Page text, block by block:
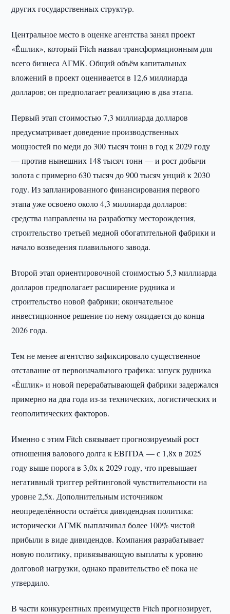
других государственных структур.
Центральное место в оценке агентства занял проект
«Ёшлик», который Fitch назвал трансформационным для
всего бизнеса АГМК. Общий объём капитальных
вложений в проект оценивается в 12,6 миллиарда
долларов; он предполагает реализацию в два этапа.
Первый этап стоимостью 7,3 миллиарда долларов
предусматривает доведение производственных
мощностей по меди до 300 тысяч тонн в год к 2029 году
— против нынешних 148 тысяч тонн — и рост добычи
золота с примерно 630 тысяч до 900 тысяч унций к 2030
году. Из запланированного финансирования первого
этапа уже освоено около 4,3 миллиарда долларов:
средства направлены на разработку месторождения,
строительство третьей медной обогатительной фабрики и
начало возведения плавильного завода.
Второй этап ориентировочной стоимостью 5,3 миллиарда
долларов предполагает расширение рудника и
строительство новой фабрики; окончательное
инвестиционное решение по нему ожидается до конца
2026 года.
Тем не менее агентство зафиксировало существенное
отставание от первоначального графика: запуск рудника
«Ёшлик» и новой перерабатывающей фабрики задержался
примерно на два года из-за технических, логистических и
геополитических факторов.
Именно с этим Fitch связывает прогнозируемый рост
отношения валового долга к EBITDA — с 1,8x в 2025
году выше порога в 3,0x к 2029 году, что превышает
негативный триггер рейтинговой чувствительности на
уровне 2,5x. Дополнительным источником
неопределённости остаётся дивидендная политика:
исторически АГМК выплачивал более 100% чистой
прибыли в виде дивидендов. Компания разрабатывает
новую политику, привязывающую выплаты к уровню
долговой нагрузки, однако правительство её пока не
утвердило.
В части конкурентных преимуществ Fitch прогнозирует,